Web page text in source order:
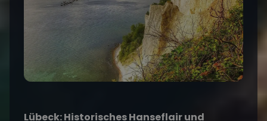
Lübeck: Historisches Hanseflair und